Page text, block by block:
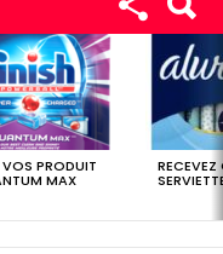
PRODUIT
MAX